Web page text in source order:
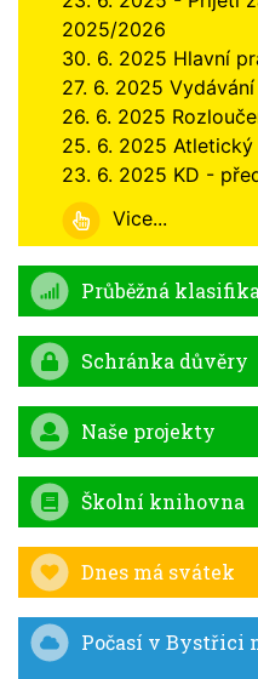
2025/2026
30. 6. 2025 Hlavní
27. 6. 2025
26. 6. 2025
25. 6. 2025 Atletický
23. 6. 2025 KD -
Vice...
Průběžná
Schránka důvěry
Naše projekty
Školní knihovna
Dnes má svátek
Počasí v Bystřici